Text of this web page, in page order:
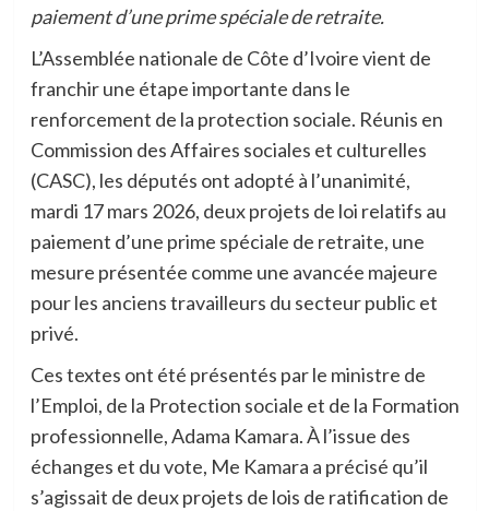
paiement d’une prime spéciale de retraite.
L’Assemblée nationale de Côte d’Ivoire vient de
franchir une étape importante dans le
renforcement de la protection sociale. Réunis en
Commission des Affaires sociales et culturelles
(CASC), les députés ont adopté à l’unanimité,
mardi 17 mars 2026, deux projets de loi relatifs au
paiement d’une prime spéciale de retraite, une
mesure présentée comme une avancée majeure
pour les anciens travailleurs du secteur public et
privé.
Ces textes ont été présentés par le ministre de
l’Emploi, de la Protection sociale et de la Formation
professionnelle, Adama Kamara. À l’issue des
échanges et du vote, Me Kamara a précisé qu’il
s’agissait de deux projets de lois de ratification de